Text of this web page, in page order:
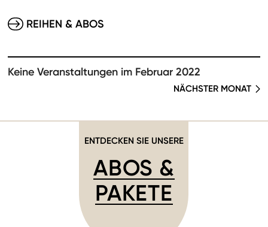
REIHEN & ABOS
Keine Veranstaltungen im Februar 2022
NÄCHSTER MONAT
ENTDECKEN SIE UNSERE
ABOS &
PAKETE